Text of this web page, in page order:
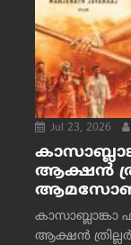
Jul 23, 2026
ആക്ഷൻ
ആമസോൺ
കാസാബ്ലാങ്കാ
ആക്ഷൻ ത്രില്ലർ